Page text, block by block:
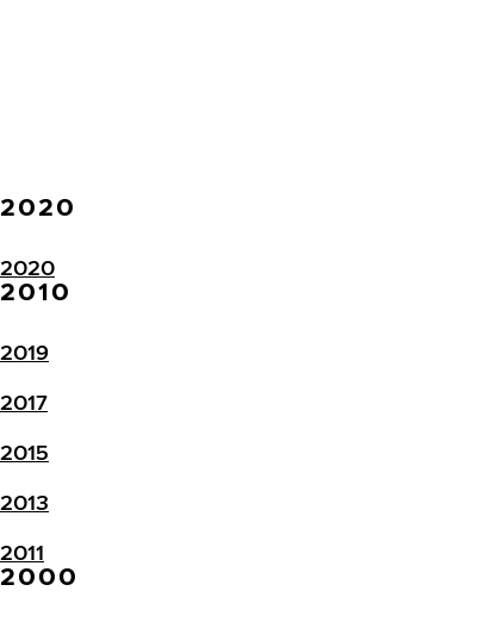
2020
2020
2010
2019
2017
2015
2013
2011
2000